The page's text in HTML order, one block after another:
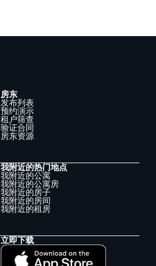
房东
发布列表
预约演示
租户筛查
验证合同
房东资源
我附近的热门地点
我附近的公寓
我附近的公寓房
我附近的房子
我附近的房间
我附近的租房
立即下载